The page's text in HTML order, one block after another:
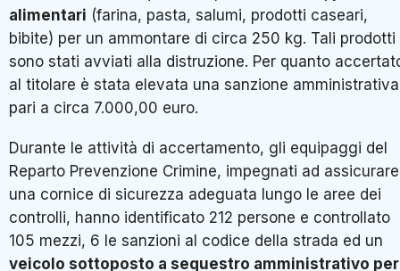
alimentari (farina, pasta, salumi, prodotti caseari,
bibite) per un ammontare di circa 250 kg. Tali prodotti
sono stati avviati alla distruzione. Per quanto
al titolare è stata elevata una sanzione amministrativa
pari a circa 7.000,00 euro.
Durante le attività di accertamento, gli equipaggi del
Reparto Prevenzione Crimine, impegnati ad assicurare
una cornice di sicurezza adeguata lungo le aree dei
controlli, hanno identificato 212 persone e controllato
105 mezzi, 6 le sanzioni al codice della strada ed un
veicolo sottoposto a sequestro amministrativo per